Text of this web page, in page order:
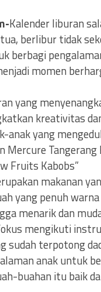
Kalender liburan
berlibur tidak
berbagi
momen
yang
kreativitas
anak yang
Mercure
Fruits Kabobs”
makanan
yang penuh
menarik dan
mengikuti
sudah terpotong
anak untuk
buahan itu baik